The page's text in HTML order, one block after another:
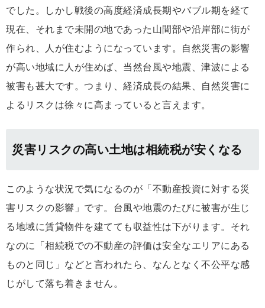
でした。しかし戦後の高度経済成長期やバブル期を経て
現在、それまで未開の地であった山間部や沿岸部に街が
作られ、人が住むようになっています。自然災害の影響
が高い地域に人が住めば、当然台風や地震、津波による
被害も甚大です。つまり、経済成長の結果、自然災害に
よるリスクは徐々に高まっていると言えます。
災害リスクの高い土地は相続税が安くなる
このような状況で気になるのが「不動産投資に対する災
害リスクの影響」です。台風や地震のたびに被害が生じ
る地域に賃貸物件を建てても収益性は下がります。それ
なのに「相続税での不動産の評価は安全なエリアにある
ものと同じ」などと言われたら、なんとなく不公平な感
じがして落ち着きません。